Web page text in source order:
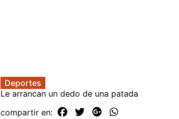
Deportes
Le arrancan un dedo de una patada
compartir en: